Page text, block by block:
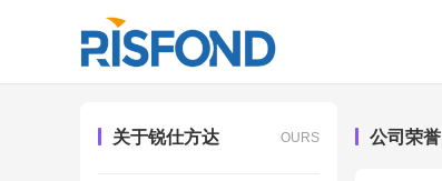
关于锐仕方达 OURS 公司荣誉